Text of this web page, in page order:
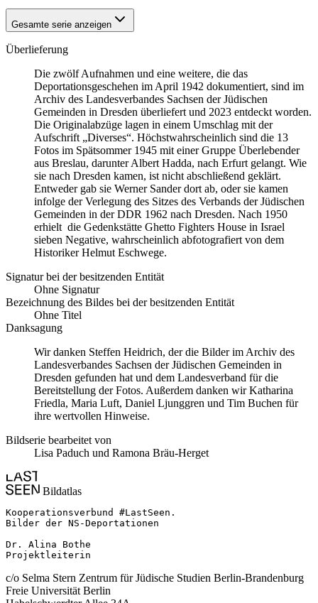
Gesamte serie anzeigen
Überlieferung
Die zwölf Aufnahmen und eine weitere, die das
Deportationsgeschehen im April 1942 dokumentiert, sind im
Archiv des Landesverbandes Sachsen der Jüdischen
Gemeinden in Dresden überliefert und 2023 entdeckt worden.
Die Originalabzüge lagen in einem Umschlag mit der
Aufschrift „Diverses“. Höchstwahrscheinlich sind die 13
Fotos im Spätsommer 1945 mit einer Gruppe Überlebender
aus Breslau, darunter Albert Hadda, nach Erfurt gelangt. Wie
sie nach Dresden kamen, ist nicht abschließend geklärt.
Entweder gab sie Werner Sander dort ab, oder sie kamen
infolge der Verlegung des Sitzes des Verbands der Jüdischen
Gemeinden in der DDR 1962 nach Dresden. Nach 1950
erhielt die Gedenkstätte Ghetto Fighters House in Israel
sieben Negative, wahrscheinlich abfotografiert von dem
Historiker Helmut Eschwege.
Signatur bei der besitzenden Entität
Ohne Signatur
Bezeichnung des Bildes bei der besitzenden Entität
Ohne Titel
Danksagung
Wir danken Steffen Heidrich, der die Bilder im Archiv des
Landesverbandes Sachsen der Jüdischen Gemeinden in
Dresden gefunden hat und dem Landesverband für die
Bereitstellung der Fotos. Außerdem danken wir Katharina
Friedla, Maria Luft, Daniel Ljunggren und Tim Buchen für
ihre wertvollen Hinweise.
Bildserie bearbeitet von
Lisa Paduch und Ramona Bräu-Herget
Bildatlas
Kooperationsverbund #LastSeen.
Bilder der NS-Deportationen
Dr. Alina Bothe
Projektleiterin
c/o Selma Stern Zentrum für Jüdische Studien Berlin-Brandenburg
Freie Universität Berlin